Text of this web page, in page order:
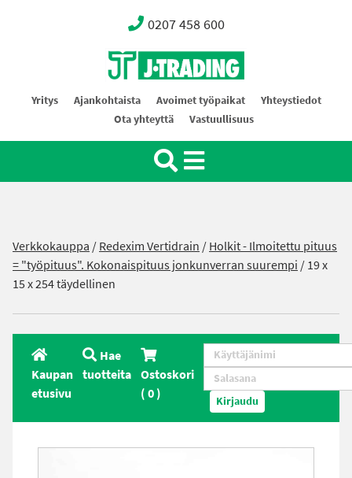
0207 458 600
Oy J-Trading Ab
Yritys Ajankohtaista Avoimet työpaikat
Yhteystiedot
Ota yhteyttä
Vastuullisuus
Verkkokauppa /Redexim Vertidrain /Holkit - Ilmoitettu pituus
= "työpituus". Kokonaispituus jonkunverran suurempi / 19 x
15 x 254 täydellinen
Kaupan
etusivu
Hae
tuotteita Ostoskori
(0) Kirjaudu